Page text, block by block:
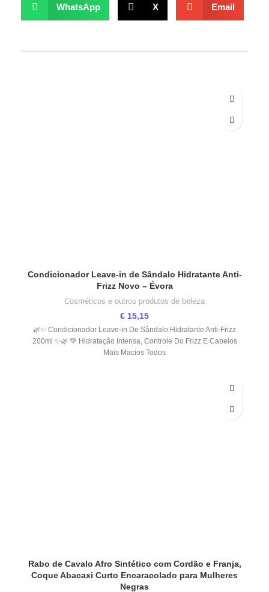
WhatsApp X Email
Condicionador Leave-in de Sândalo Hidratante Anti-
Frizz Novo – Évora
Cosméticos e outros produtos de beleza
€ 15,15
🌿✨ Condicionador Leave-in De Sândalo Hidratante Anti-Frizz
200ml ✨🌿 💚 Hidratação Intensa, Controle Do Frizz E Cabelos
Mais Macios Todos
Rabo de Cavalo Afro Sintético com Cordão e Franja,
Coque Abacaxi Curto Encaracolado para Mulheres
Negras